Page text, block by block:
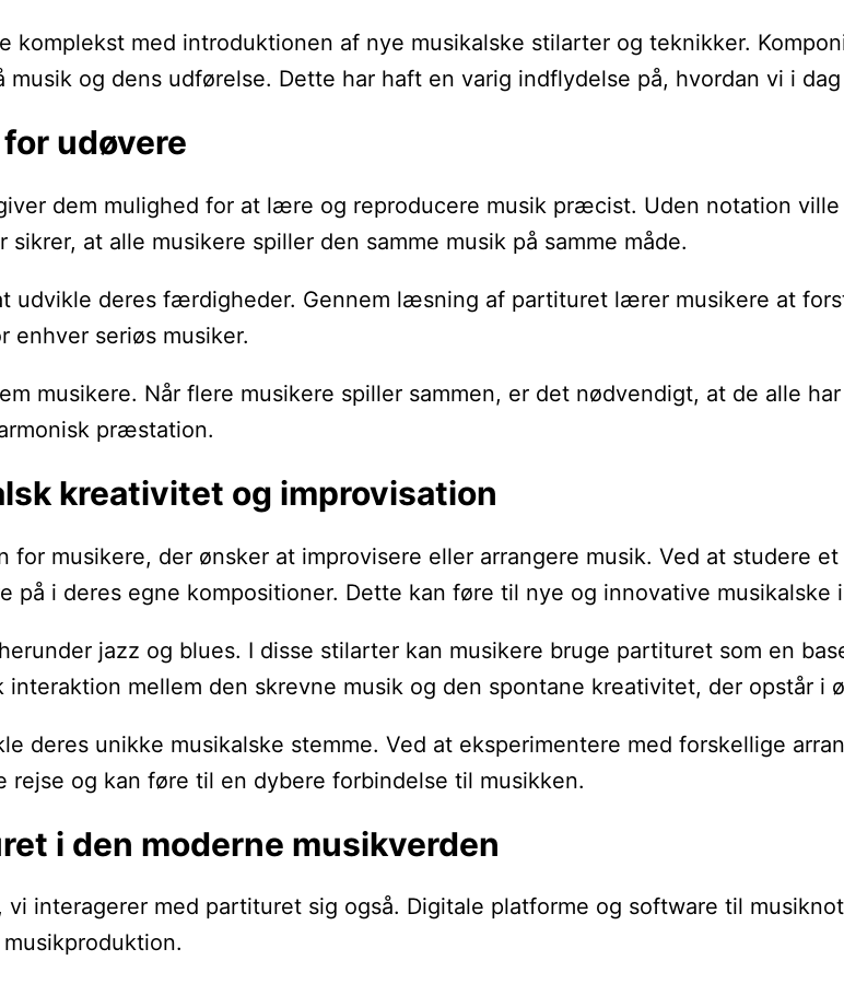
komplekst med introduktionen af nye musikalske stilarter og teknikker.
og dens udførelse. Dette har haft en varig indflydelse på, hvordan vi i
udøvere
dem mulighed for at lære og reproducere musik præcist. Uden notation
at alle musikere spiller den samme musik på samme måde.
udvikle deres færdigheder. Gennem læsning af partituret lærer musikere at
enhver seriøs musiker.
musikere. Når flere musikere spiller sammen, er det nødvendigt, at de alle
præstation.
kreativitet og improvisation
musikere, der ønsker at improvisere eller arrangere musik. Ved at studere
på i deres egne kompositioner. Dette kan føre til nye og innovative musikalske
jazz og blues. I disse stilarter kan musikere bruge partituret som en
mellem den skrevne musik og den spontane kreativitet, der opstår i
deres unikke musikalske stemme. Ved at eksperimentere med forskellige
og kan føre til en dybere forbindelse til musikken.
i den moderne musikverden
interagerer med partituret sig også. Digitale platforme og software til